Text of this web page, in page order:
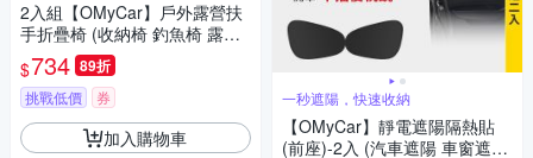
2入組【OMyCar】戶外露營扶
手折疊椅 (收納椅 釣魚椅 露營
椅 戶外椅 導演椅 野餐)
$734 89折
挑戰低價 券
加入購物車
一秒遮陽，快速收納
【OMyCar】靜電遮陽隔熱貼
(前座)-2入 (汽車遮陽 車窗遮陽